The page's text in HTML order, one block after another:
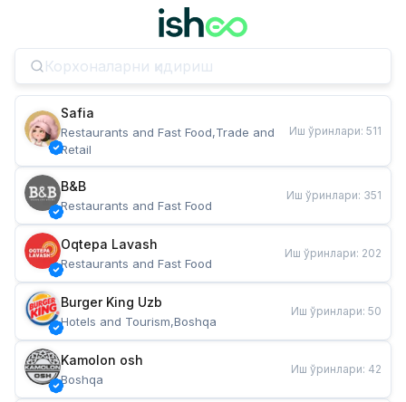
Safia
Restaurants and Fast Food,Trade and
Retail
Иш ўринлари: 511
B&B
Restaurants and Fast Food
Иш ўринлари: 351
Oqtepa Lavash
Restaurants and Fast Food
Иш ўринлари: 202
Burger King Uzb
Hotels and Tourism,Boshqa
Иш ўринлари: 50
Kamolon osh
Boshqa
Иш ўринлари: 42